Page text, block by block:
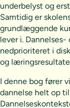
underbelyst og
Samtidig er
grundlæggende
lever i.
nedprioriteret i
og
I denne bog fører
dannelse helt op